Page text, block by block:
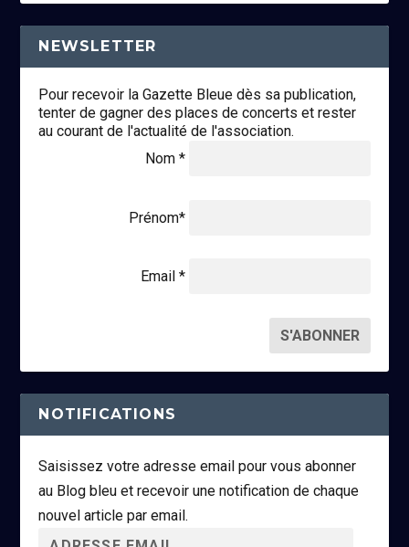
NEWSLETTER
Pour recevoir la Gazette Bleue dès sa publication,
tenter de gagner des places de concerts et rester
au courant de l'actualité de l'association.
Nom *
Prénom*
Email *
NOTIFICATIONS
Saisissez votre adresse email pour vous abonner
au Blog bleu et recevoir une notification de chaque
nouvel article par email.